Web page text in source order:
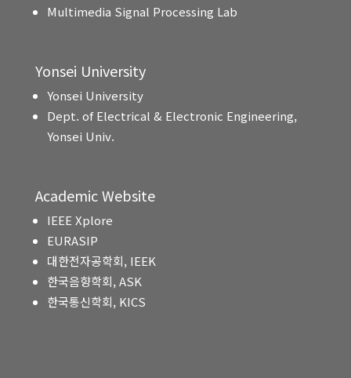
Multimedia Signal Processing Lab
Yonsei University
Yonsei University
Dept. of Electrical & Electronic Engineering,
Yonsei Univ.
Academic Website
IEEE Xplore
EURASIP
대한전자공학회, IEEK
한국음향학회, ASK
한국통신학회, KICS